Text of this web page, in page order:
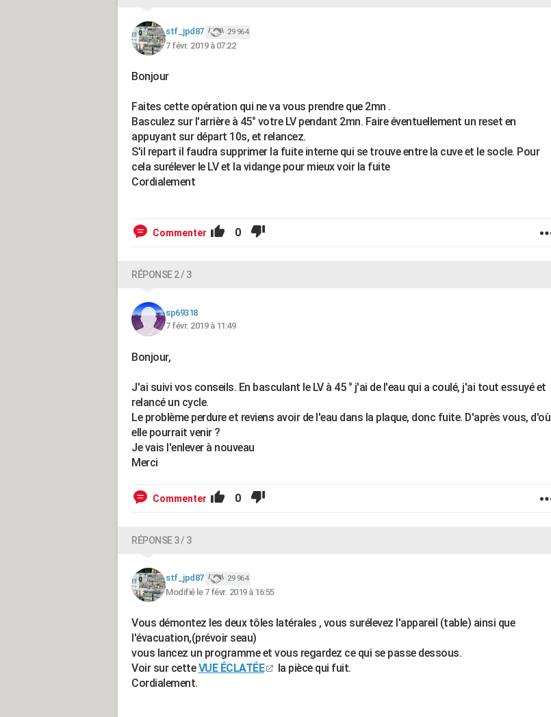
stf_jpd87 29 964
7 févr. 2019 à 07:22
Bonjour
Faites cette opération qui ne va vous prendre que 2mn .
Basculez sur l'arrière à 45° votre LV pendant 2mn. Faire éventuellement un reset en
appuyant sur départ 10s, et relancez.
S'il repart il faudra supprimer la fuite interne qui se trouve entre la cuve et le socle. Pour
cela surélever le LV et la vidange pour mieux voir la fuite
Cordialement
Commenter 0
RÉPONSE 2 / 3
sp69318
7 févr. 2019 à 11:49
Bonjour,
J'ai suivi vos conseils. En basculant le LV à 45 ° j'ai de l'eau qui a coulé, j'ai tout essuyé et
relancé un cycle.
Le problème perdure et reviens avoir de l'eau dans la plaque, donc fuite. D'après vous, d'où
elle pourrait venir ?
Je vais l'enlever à nouveau
Merci
Commenter 0
RÉPONSE 3 / 3
stf_jpd87 29 964
Modifié le 7 févr. 2019 à 16:55
Vous démontez les deux tôles latérales , vous surélevez l'appareil (table) ainsi que
l'évacuation,(prévoir seau)
vous lancez un programme et vous regardez ce qui se passe dessous.
Voir sur cetteVUE ÉCLATÉE
la pièce qui fuit.
Cordialement.